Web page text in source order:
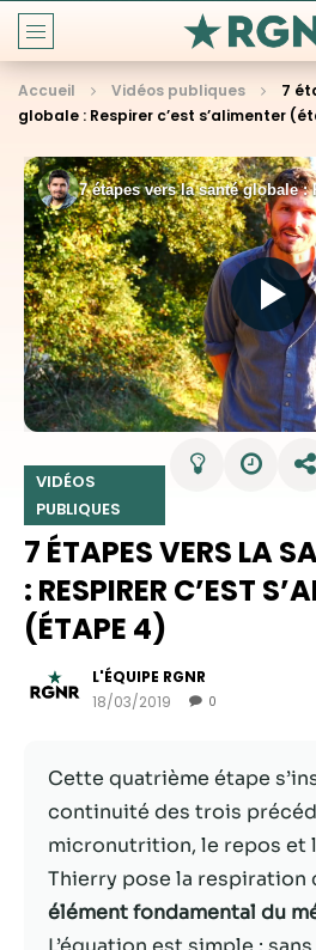
Accueil Vidéos publiques
7
globale : Respirer c’est s’alimenter
VIDÉOS
PUBLIQUES
7 ÉTAPES VERS LA
: RESPIRER C’EST
(ÉTAPE 4)
L'ÉQUIPE RGNR
18/03/2019
0
Cette quatrième étape
continuité des trois
micronutrition, le repos et
Thierry pose la respiration
élément fondamental du